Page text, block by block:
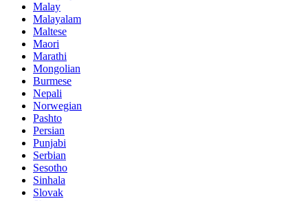
Malay
Malayalam
Maltese
Maori
Marathi
Mongolian
Burmese
Nepali
Norwegian
Pashto
Persian
Punjabi
Serbian
Sesotho
Sinhala
Slovak